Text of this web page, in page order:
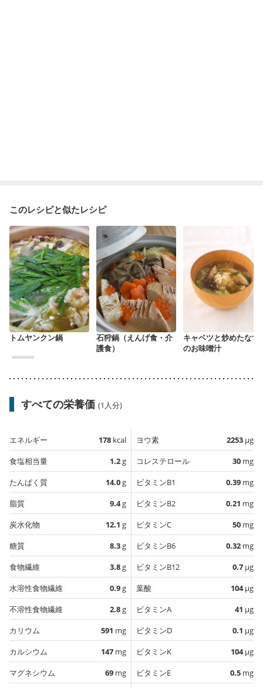
このレシピと似たレシピ
トムヤンクン鍋
石狩鍋（えんげ食・介
護食）
キャベツと炒めたなす
のお味噌汁
すべての栄養価 (1人分)
エネルギー 178 kcal
食塩相当量
1.2g
たんぱく質
14.0g
脂質
9.4g
炭水化物
12.1 g
糖質
8.3g
食物繊維
3.8g
水溶性食物繊維
0.9g
不溶性食物繊維
2.8g
カリウム
591 mg
カルシウム
147 mg
マグネシウム
69 mg
ヨウ素 2253 µg
コレステロール
30 mg
ビタミンB1
0.39 mg
ビタミンB2
0.21 mg
ビタミンC
50 mg
ビタミンB6
0.32 mg
ビタミンB12
0.7 µg
葉酸
104µg
ビタミンA
41 µg
ビタミンD
0.1 µg
ビタミンK
104µg
ビタミンE
0.5 mg